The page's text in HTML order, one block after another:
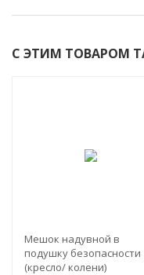
С ЭТИМ ТОВАРОМ
Мешок надувной в
подушку безопасности
(кресло/ колени)